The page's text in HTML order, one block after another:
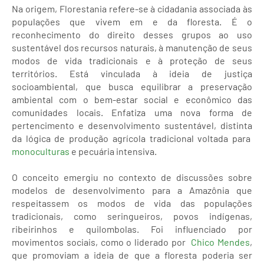
Na origem, Florestania refere-se à cidadania associada às
populações que vivem em e da floresta. É o
reconhecimento do direito desses grupos ao uso
sustentável dos recursos naturais, à manutenção de seus
modos de vida tradicionais e à proteção de seus
territórios. Está vinculada à ideia de justiça
socioambiental, que busca equilibrar a preservação
ambiental com o bem-estar social e econômico das
comunidades locais. Enfatiza uma nova forma de
pertencimento e desenvolvimento sustentável, distinta
da lógica de produção agrícola tradicional voltada para
monoculturas e pecuária intensiva.
O conceito emergiu no contexto de discussões sobre
modelos de desenvolvimento para a Amazônia que
respeitassem os modos de vida das populações
tradicionais, como seringueiros, povos indígenas,
ribeirinhos e quilombolas. Foi influenciado por
movimentos sociais, como o liderado por Chico Mendes,
que promoviam a ideia de que a floresta poderia ser